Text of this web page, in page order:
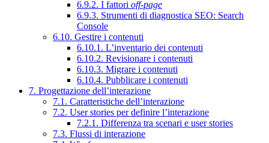
6.9.2. I fattori off-page
6.9.3. Strumenti di diagnostica SEO: Search
Console
6.10. Gestire i contenuti
6.10.1. L’inventario dei contenuti
6.10.2. Revisionare i contenuti
6.10.3. Migrare i contenuti
6.10.4. Pubblicare i contenuti
7. Progettazione dell’interazione
7.1. Caratteristiche dell’interazione
7.2. User stories per definire l’interazione
7.2.1. Differenza tra scenari e user stories
7.3. Flussi di interazione